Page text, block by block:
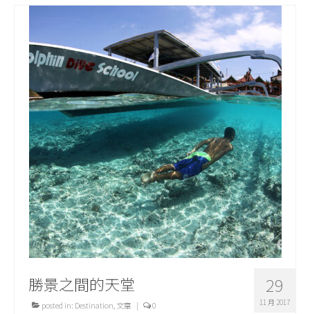
29
11 月 2017
勝景之間的天堂
posted in: Destination 文章 | 0